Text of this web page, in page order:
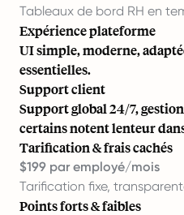
Tableaux de bord RH en
Expérience plateforme
UI simple, moderne,
essentielles.
Support client
Support global 24/7,
certains notent lenteur
Tarification & frais cachés
$199 par employé/mois
Tarification fixe,
Points forts & faibles